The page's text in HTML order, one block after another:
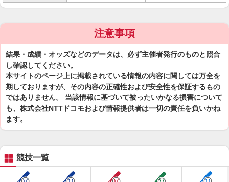
注意事項
結果・成績・オッズなどのデータは、必ず主催者発行のものと照合
し確認してください。
本サイトのページ上に掲載されている情報の内容に関しては万全を
期しておりますが、その内容の正確性および安全性を保証するもの
ではありません。 当該情報に基づいて被ったいかなる損害について
も、株式会社NTTドコモおよび情報提供者は一切の責任を負いかね
ます。
競技一覧